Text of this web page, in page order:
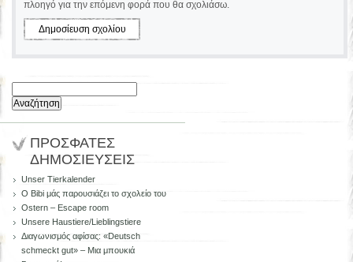
πλοηγό για την επόμενη φορά που θα σχολιάσω.
για:
ΠΡΟΣΦΑΤΕΣ
ΔΗΜΟΣΙΕΥΣΕΙΣ
Unser Tierkalender
Ο Bibi μάς παρουσιάζει το σχολείο του
Ostern – Escape room
Unsere Haustiere/Lieblingstiere
Διαγωνισμός αφίσας: «Deutsch
schmeckt gut» – Μια μπουκιά